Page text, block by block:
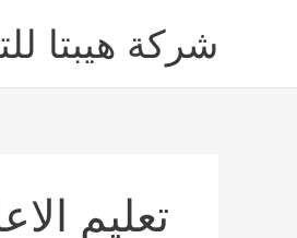
شركة هيبتا
تعليم